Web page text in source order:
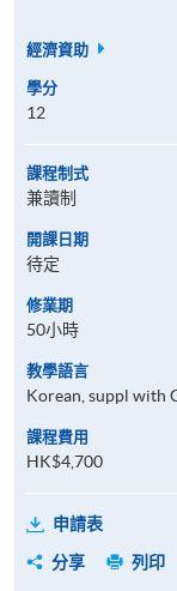
經濟資助
學分
12
課程制式
兼讀制
開課日期
待定
修業期
50小時
教學語言
Korean, suppl with
課程費用
HK$4,700
申請表
分享
列印